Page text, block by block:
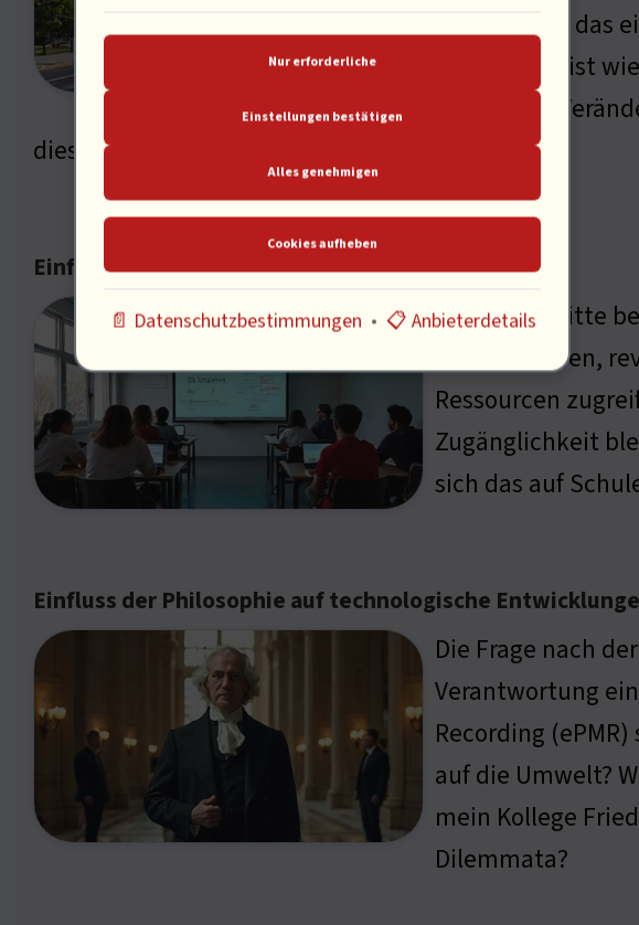
Actuator, ist das
bearbeiten, ist
im Mut zur
diese Entwicklung sagen?
Einfluss der Technologie auf den Bildungsbereich
Die Fortschritte
und abzurufen,
Ressourcen
Zugänglichkeit
sich das auf
Einfluss der Philosophie auf technologische
Die Frage nach
Verantwortung
Recording
auf die Umwelt?
mein Kollege
Dilemmata?
Nur erforderliche
Einstellungen bestätigen
Alles genehmigen
Cookies aufheben
📄 Datenschutzbestimmungen • 📋 Anbieterdetails